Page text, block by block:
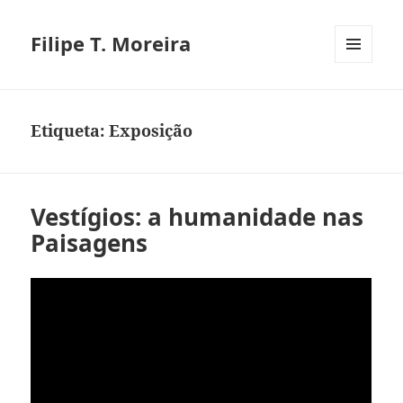
Filipe T. Moreira
Etiqueta:Exposição
Vestígios: a humanidade nas
Paisagens